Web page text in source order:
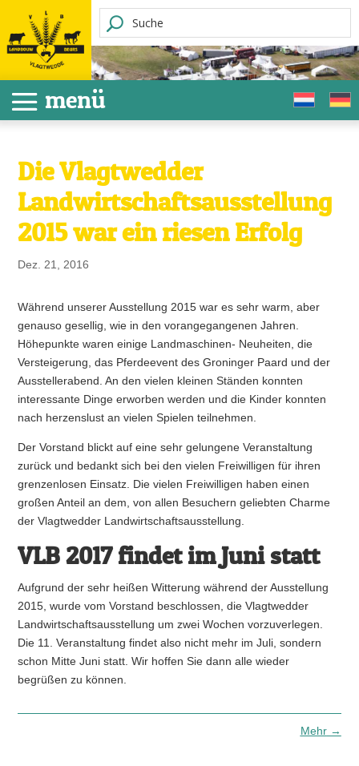
Die Vlagtwedder
Landwirtschaftsausstellung
2015 war ein riesen Erfolg
Dez. 21, 2016
Während unserer Ausstellung 2015 war es sehr warm, aber
genauso gesellig, wie in den vorangegangenen Jahren.
Höhepunkte waren einige Landmaschinen- Neuheiten, die
Versteigerung, das Pferdeevent des Groninger Paard und der
Ausstellerabend. An den vielen kleinen Ständen konnten
interessante Dinge erworben werden und die Kinder konnten
nach herzenslust an vielen Spielen teilnehmen.
Der Vorstand blickt auf eine sehr gelungene Veranstaltung
zurück und bedankt sich bei den vielen Freiwilligen für ihren
grenzenlosen Einsatz. Die vielen Freiwilligen haben einen
großen Anteil an dem, von allen Besuchern geliebten Charme
der Vlagtwedder Landwirtschaftsausstellung.
VLB 2017 findet im Juni statt
Aufgrund der sehr heißen Witterung während der Ausstellung
2015, wurde vom Vorstand beschlossen, die Vlagtwedder
Landwirtschaftsausstellung um zwei Wochen vorzuverlegen.
Die 11. Veranstaltung findet also nicht mehr im Juli, sondern
schon Mitte Juni statt. Wir hoffen Sie dann alle wieder
begrüßen zu können.
Mehr→